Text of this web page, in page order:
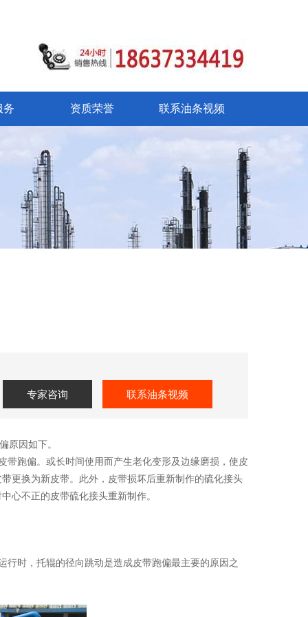
务 资质荣誉 联系油条视频
专家咨询 联系油条视频
下。
跑偏。或长时间使用而产生老化变形及边缘磨损，使皮
更换为新皮带。此外，皮带损坏后重新制作的硫化接头
不正的皮带硫化接头重新制作。
行时，托辊的径向跳动是造成皮带跑偏最主要的原因之